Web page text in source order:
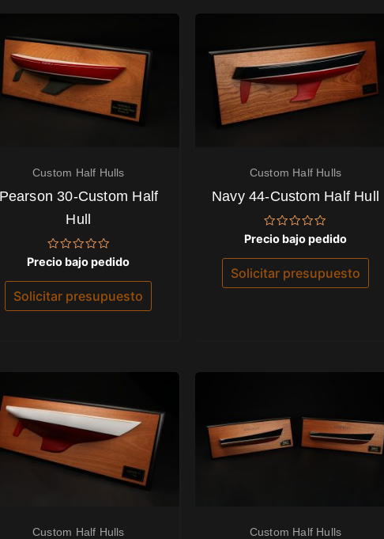
Custom Half Hulls
30-Custom Half
Hull
Valorado
con
0
de
5
Precio bajo pedido
Solicitar presupuesto
Custom Half Hulls
Navy 44-Custom Half Hull
Valorado
con
0
de
5
Precio bajo pedido
Solicitar presupuesto
Custom Half Hulls Custom Half Hulls